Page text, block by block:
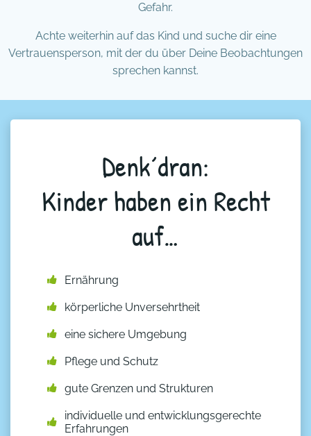
Gefahr.
Achte weiterhin auf das Kind und suche dir eine
Vertrauensperson, mit der du über Deine Beobachtungen
sprechen kannst.
Denk´dran:
Kinder haben ein Recht
auf…
Ernährung
körperliche Unversehrtheit
eine sichere Umgebung
Pflege und Schutz
gute Grenzen und Strukturen
individuelle und entwicklungsgerechte
Erfahrungen